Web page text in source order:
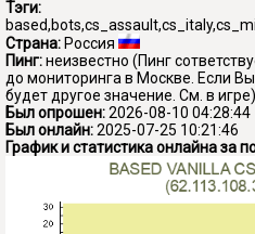
Тэги:
Страна: Россия
Пинг:неизвестно (Пинг
до мониторинга в Москве. Если
будет другое значение. См. в игре)
Был опрошен:2026-08-10 04:28:44
Был онлайн:2025-07-25 10:21:46
График и статистика онлайна за